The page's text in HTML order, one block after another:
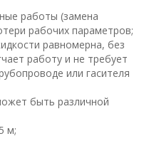
работы (замена
рабочих параметров;
равномерна, без
работу и не требует
или гасителя
быть различной
м;